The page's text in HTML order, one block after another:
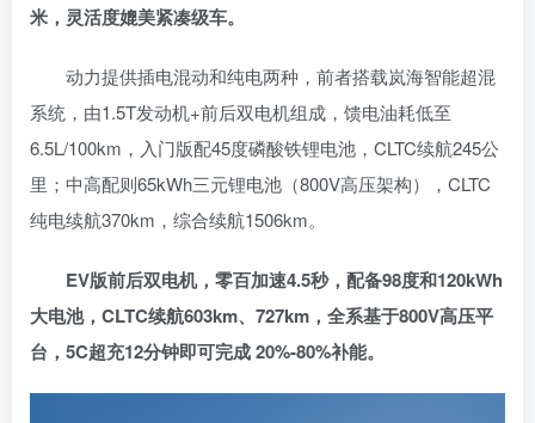
米，灵活度媲美紧凑级车。
动力提供插电混动和纯电两种，前者搭载岚海智能超混
系统，由1.5T发动机+前后双电机组成，馈电油耗低至
6.5L/100km，入门版配45度磷酸铁锂电池，CLTC续航245公
里；中高配则65kWh三元锂电池（800V高压架构），CLTC
纯电续航370km，综合续航1506km。
EV版前后双电机，零百加速4.5秒，配备98度和120kWh
大电池，CLTC续航603km、727km，全系基于800V高压平
台，5C超充12分钟即可完成 20%-80%补能。